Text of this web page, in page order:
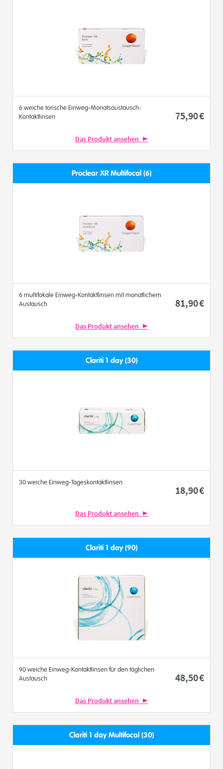
6 weiche torische Einweg-Monatsaustausch-
Kontaktlinsen
75,90€
Das Produkt ansehen
Proclear XR Multifocal (6)
6 multifokale Einweg-Kontaktlinsen mit monatlichem
Austausch
81,90€
Das Produkt ansehen
Clariti 1 day (30)
30 weiche Einweg-Tageskontaktlinsen
18,90€
Das Produkt ansehen
Clariti 1 day (90)
90 weiche Einweg-Kontaktlinsen für den täglichen
Austausch
48,50€
Das Produkt ansehen
Clariti 1 day Multifocal (30)